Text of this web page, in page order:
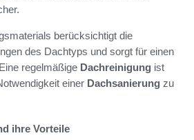
berücksichtigt die
des Dachtyps und sorgt für einen
regelmäßige Dachreinigung ist
einer Dachsanierung zu
ihre Vorteile